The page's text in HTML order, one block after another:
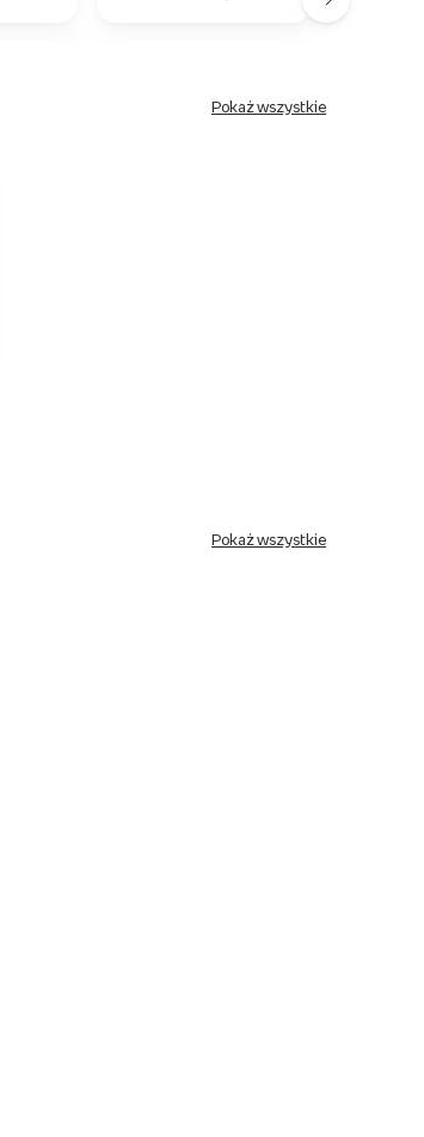
Pokaż wszystkie
Pokaż wszystkie